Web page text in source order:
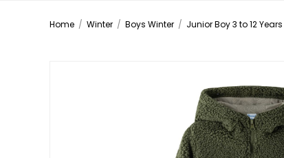
Home / Winter / Boys Winter / Junior Boy 3 to 12 Years